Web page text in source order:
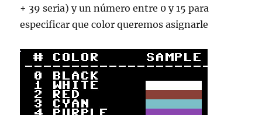
+ 39 seria) y un número entre 0 y 15 para
especificar que color queremos asignarle